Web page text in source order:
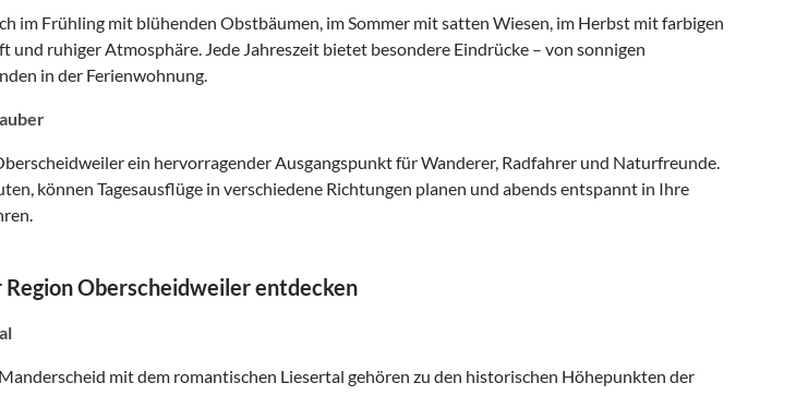
im Frühling mit blühenden Obstbäumen, im Sommer mit satten Wiesen, im Herbst mit farbigen
ruhiger Atmosphäre. Jede Jahreszeit bietet besondere Eindrücke – von sonnigen
in der Ferienwohnung.
ein hervorragender Ausgangspunkt für Wanderer, Radfahrer und Naturfreunde.
können Tagesausflüge in verschiedene Richtungen planen und abends entspannt in Ihre
Oberscheidweiler entdecken
mit dem romantischen Liesertal gehören zu den historischen Höhepunkten der